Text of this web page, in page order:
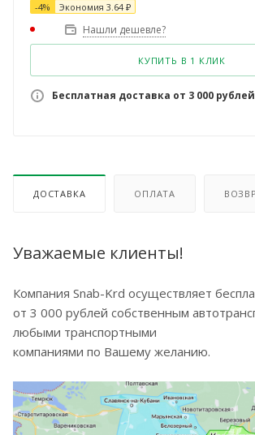
-4% Экономия 3.64₽
Нашли дешевле?
КУПИТЬ В 1 КЛИК
Бесплатная доставка от 3 000 рублей
ДОСТАВКА ОПЛАТА
Уважаемые клиенты!
Компания Snab-Krd осуществляет
от 3 000 рублей собственным
любыми транспортными
компаниями по Вашему желанию.